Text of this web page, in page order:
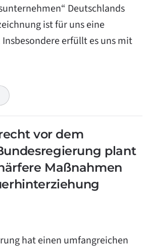
Deutschlands
ist für uns eine
erfüllt es uns mit
vor dem
plant
Maßnahmen
hat einen umfangreichen